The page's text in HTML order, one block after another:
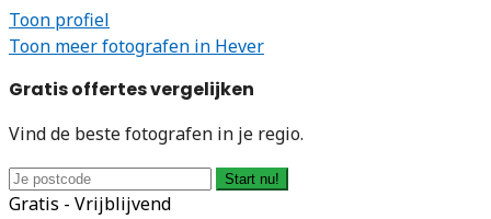
Toon profiel
Toon meer fotografen in Hever
Gratis offertes vergelijken
Vind de beste fotografen in je regio.
Start nu!
Gratis - Vrijblijvend